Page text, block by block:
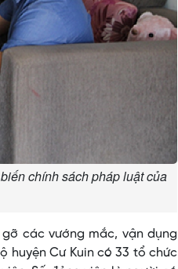
chính sách pháp luật của
gỡ các vướng mắc, vận dụng
huyện Cư Kuin có 33 tổ chức